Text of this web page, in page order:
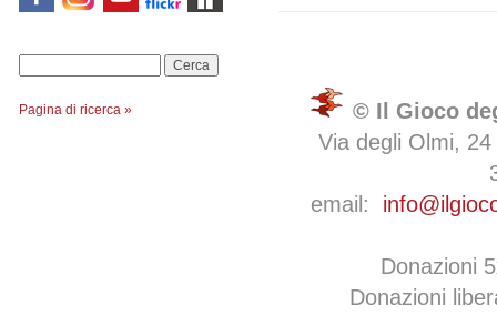
Pagina di ricerca »
© Il Gioco
Via degli Olmi,
email:
Donazioni
Donazioni